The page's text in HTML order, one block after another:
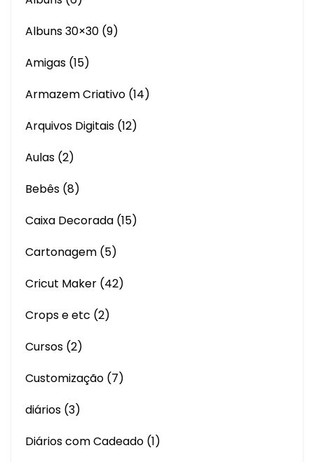
Albuns 30×30 (9)
Amigas (15)
Armazem Criativo (14)
Arquivos Digitais (12)
Aulas (2)
Bebês (8)
Caixa Decorada (15)
Cartonagem (5)
Cricut Maker (42)
Crops e etc (2)
Cursos (2)
Customização (7)
diários (3)
Diários com Cadeado (1)